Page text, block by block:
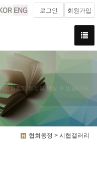
로그인 회원가입
시인협회의 동정을 보실 수 있습니다.
협회동정 > 시협갤러리